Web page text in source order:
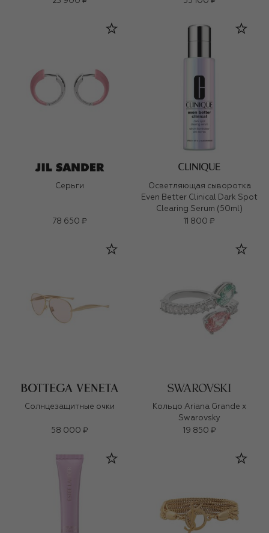
Серьги
78 650 ₽
Осветляющая сыворотка
Even Better Clinical Dark Spot
Clearing Serum (50ml)
11 800 ₽
Солнцезащитные очки
58 000 ₽
Кольцо Ariana Grande x
Swarovsky
19 850 ₽